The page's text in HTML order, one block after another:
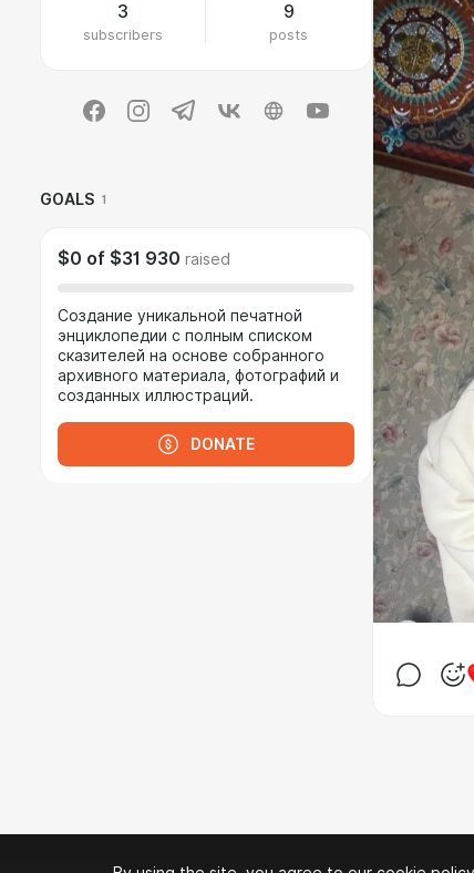
3
subscribers
9
posts
GOALS 1
$0 of $31 930 raised
Создание уникальной печатной
энциклопедии с полным списком
сказителей на основе собранного
архивного материала, фотографий и
созданных иллюстраций.
DONATE